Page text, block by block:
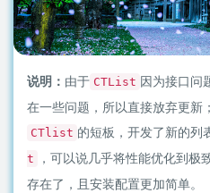
说明： 由于 CTList 因为接口问
在一些问题，所以直接放弃更新
CTlist 的短板，开发了新的列
t
，可以说几乎将性能优化到极
存在了，且安装配置更加简单。